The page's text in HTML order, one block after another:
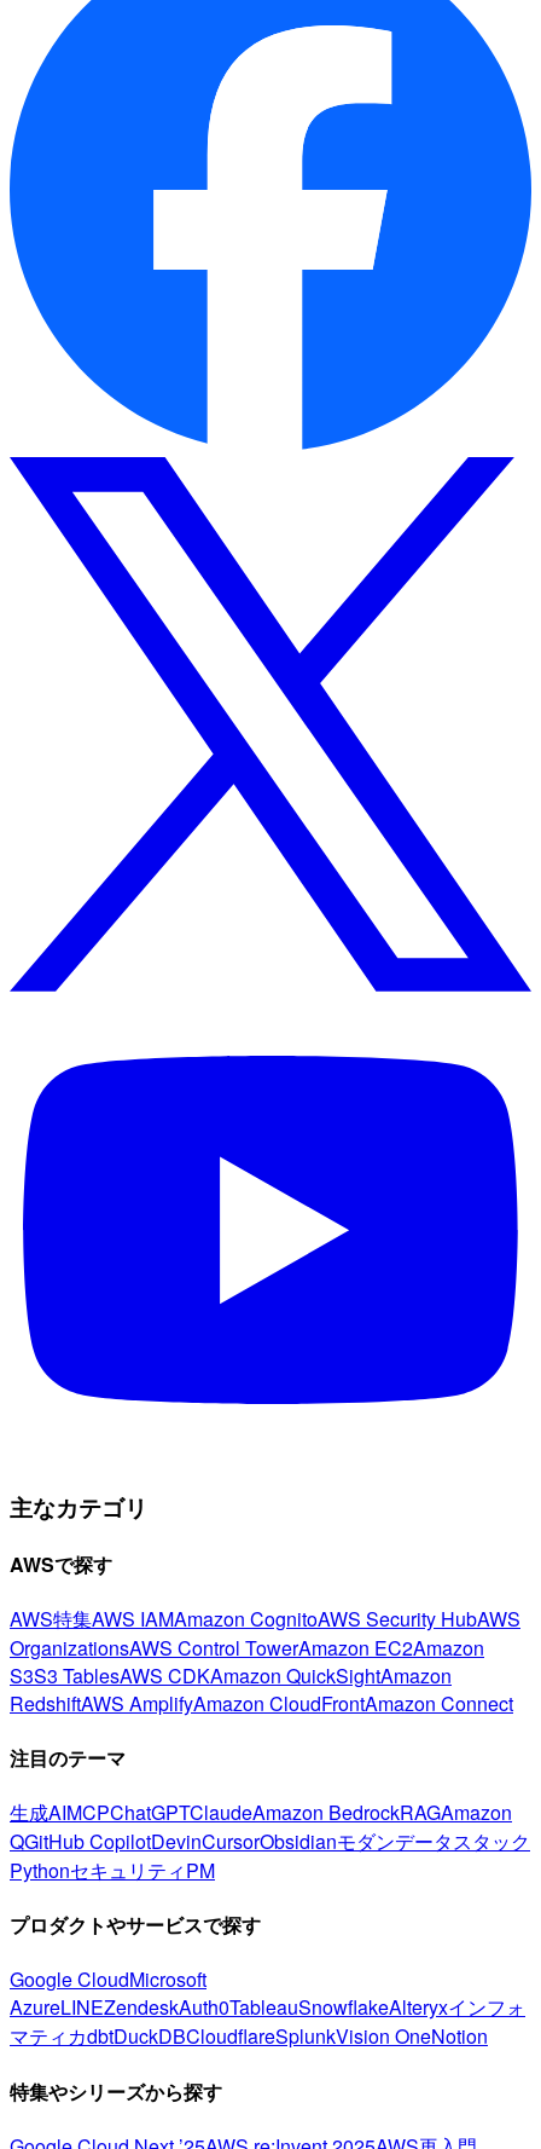
主なカテゴリ
AWSで探す
AWS特集AWS IAMAmazon CognitoAWS Security HubAWS
OrganizationsAWS Control TowerAmazon EC2Amazon
S3S3 TablesAWS CDKAmazon QuickSightAmazon
RedshiftAWS AmplifyAmazon CloudFrontAmazon Connect
注目のテーマ
生成AIMCPChatGPTClaudeAmazon BedrockRAGAmazon
QGitHub CopilotDevinCursorObsidianモダンデータスタック
PythonセキュリティPM
プロダクトやサービスで探す
Google CloudMicrosoft
AzureLINEZendeskAuth0TableauSnowflakeAlteryxインフォ
マティカdbtDuckDBCloudflareSplunkVision OneNotion
特集やシリーズから探す